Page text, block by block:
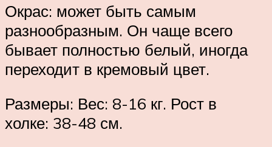
Окрас: может быть самым
разнообразным. Он чаще всего
бывает полностью белый, иногда
переходит в кремовый цвет.
Размеры: Вес: 8-16 кг. Рост в
холке: 38-48 см.